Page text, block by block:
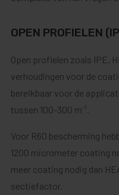
OPEN PROFIELEN
Open profielen zoals IPE,
verhoudingen voor de
bereikbaar voor de
tussen 100-300 m⁻¹.
Voor R60 bescherming
1200 micrometer coating
meer coating nodig dan
sectiefactor.